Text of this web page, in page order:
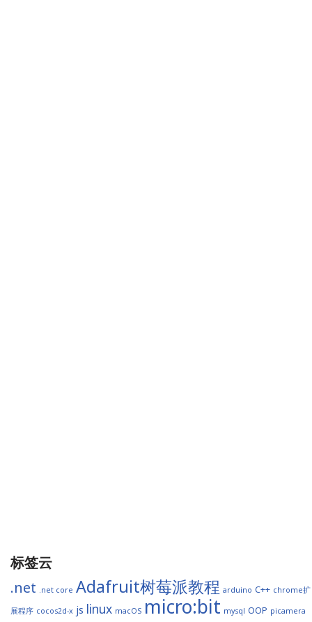
标签云
.net .net core Adafruit树莓派教程 arduino C++ chrome扩
展程序 cocos2d-x js linux macOS micro:bit mysql OOP picamera